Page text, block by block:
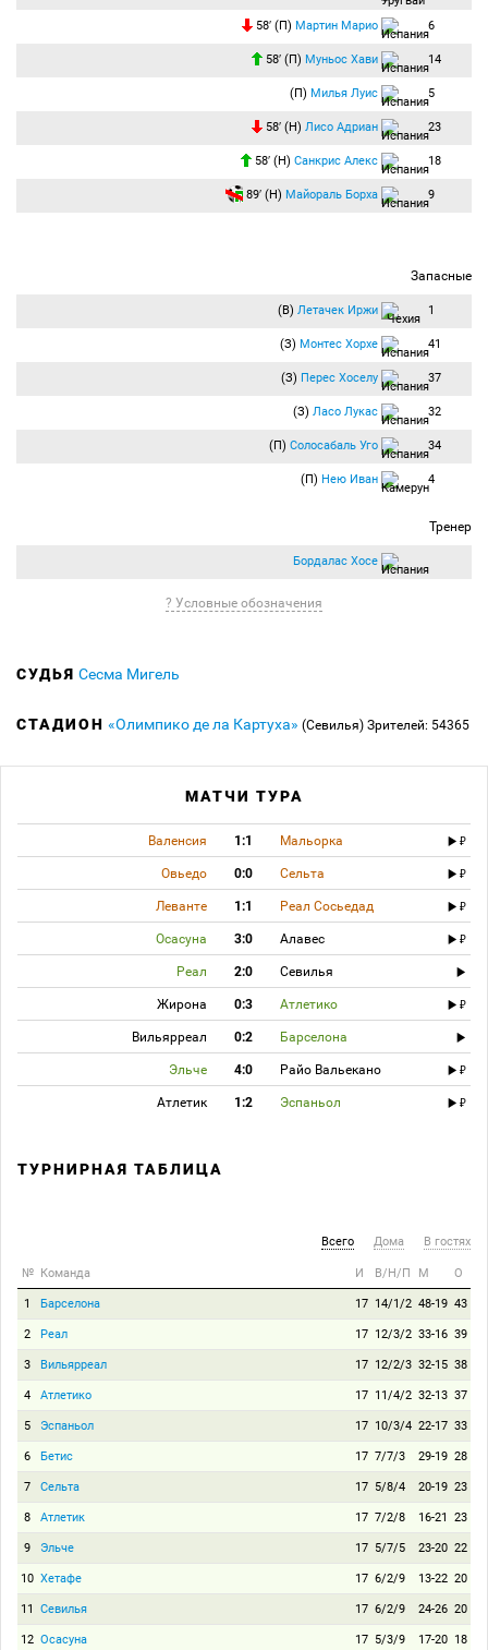
58′ (П) Мартин Марио 6
58′ (П) Муньос Хави 14
(П) Милья Луис 5
58′ (Н) Лисо Адриан 23
58′ (Н) Санкрис Алекс 18
89′ (Н) Майораль Борха 9
Запасные
(В) Летачек Иржи 1
(З) Монтес Хорхе 41
(З) Перес Хоселу 37
(З) Ласо Лукас 32
(П) Солосабаль Уго 34
(П) Нею Иван 4
Тренер
Бордалас Хосе
? Условные обозначения
СУДЬЯ Сесма Мигель
СТАДИОН «Олимпико де ла Картуха» (Севилья) Зрителей: 54365
МАТЧИ ТУРА
Валенсия 1:1 Мальорка
Овьедо 0:0 Сельта
Леванте 1:1 Реал Сосьедад
Осасуна 3:0 Алавес
Реал 2:0 Севилья
Жирона 0:3 Атлетико
Вильярреал 0:2 Барселона
Эльче 4:0 Райо Вальекано
Атлетик 1:2 Эспаньол
ТУРНИРНАЯ ТАБЛИЦА
Всего Дома В гостях
№ Команда И В/Н/П М О
1 Барселона 17 14/1/2 48-19 43
2 Реал 17 12/3/2 33-16 39
3 Вильярреал 17 12/2/3 32-15 38
4 Атлетико 17 11/4/2 32-13 37
5 Эспаньол 17 10/3/4 22-17 33
6 Бетис 17 7/7/3 29-19 28
7 Сельта 17 5/8/4 20-19 23
8 Атлетик 17 7/2/8 16-21 23
9 Эльче 17 5/7/5 23-20 22
10 Хетафе 17 6/2/9 13-22 20
11 Севилья 17 6/2/9 24-26 20
12 Осасуна 17 5/3/9 17-20 18